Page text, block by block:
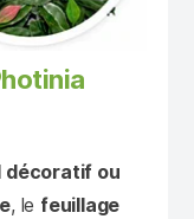
décoratif ou
, le feuillage